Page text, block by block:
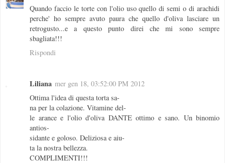
Quando faccio le torte con l'olio uso quello di semi o di arachidi
perche' ho sempre avuto paura che quello d'oliva lasciare un
retrogusto...e a questo punto direi che mi sono sempre
sbagliata!!!
Rispondi
Liliana mer gen 18, 03:52:00 PM 2012
Ottima l'idea di questa torta sa-
na per la colazione. Vitamine del-
le arance e l'olio d'oliva DANTE ottimo e sano. Un binomio
antios-
sidante e goloso. Deliziosa e aiu-
ta la nostra bellezza.
COMPLIMENTI!!!